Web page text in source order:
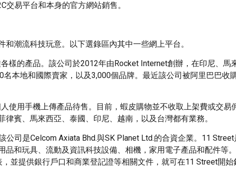
交易平台和本身的官方網站銷售。
潮流科技玩意。以下選錄區內其中一些網上平台。
樣的產品。該公司於2012年由Rocket Internet創辦，在印尼、馬
本地和國際賣家，以及3,000個品牌。最近該公司被阿里巴巴收
使用手機上傳產品待售。目前，蝦皮購物並不收取上架費或交易
賓、馬來西亞、泰國、印尼、越南，以及台灣都有業務。
公司是Celcom Axiata Bhd.與SK Planet Ltd.的合資企業。11
和玩具、流動及資訊科技設備、相機，家用電子產品和配件等
並提供銀行戶口和商業登記證等相關文件，就可在11 Street開始